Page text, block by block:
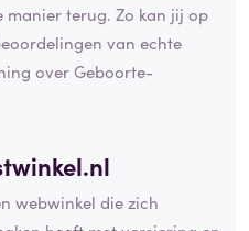
terug. Zo kan jij op
van echte
over Geboorte-
webwinkel die zich